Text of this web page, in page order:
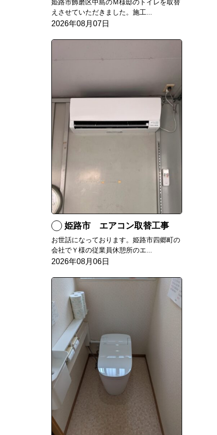
姫路市飾磨区中島のＭ様邸のトイレを取替
えさせていただきました。施工...
2026年08月07日
姫路市 エアコン取替工事
お世話になっております。姫路市四郷町の
会社でＹ様の従業員休憩所のエ...
2026年08月06日